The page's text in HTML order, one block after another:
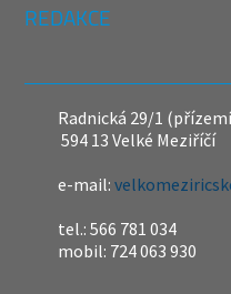
REDAKCE
Radnická 29/1
594 13 Velké Meziříčí
e-mail:
tel.: 566 781 034
mobil: 724 063 930